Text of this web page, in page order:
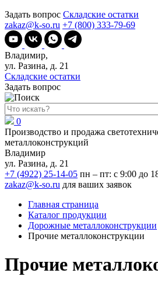
Задать вопрос Складские остатки
zakaz@k-so.ru +7 (800) 333-79-69
Владимир,
ул. Разина, д. 21
Складские остатки
Задать вопрос
0
Производство и продажа
металлоконструкций
Владимир
ул. Разина, д. 21
+7 (4922) 25-14-05 пн – пт: с 9:00 до
zakaz@k-so.ru для ваших заявок
Главная страница
Каталог продукции
Дорожные металлоконструкции
Прочие металлоконструкции
Прочие